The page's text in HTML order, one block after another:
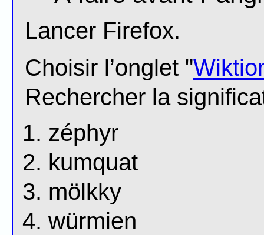
Lancer Firefox.
Choisir l’onglet "
Rechercher la
zéphyr
kumquat
mölkky
würmien